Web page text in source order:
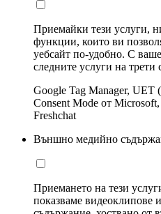
Приемайки тези услуги,
функции, които ви
уебсайт по-удобно. С
следните услуги на трети
Google Tag Manager, UET
Consent Mode от
Freshchat
Външно медийно
Приемането на тези
показваме видеоклипове